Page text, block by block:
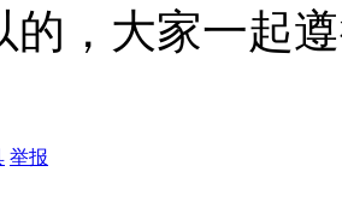
的，大家一起
举报